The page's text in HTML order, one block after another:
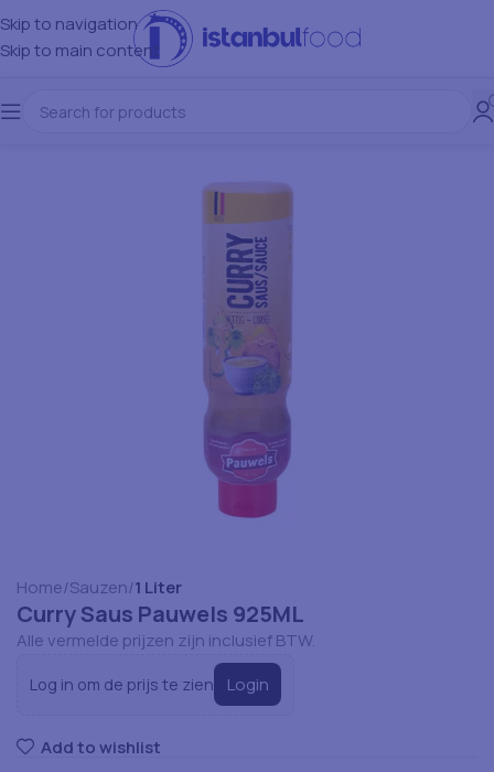
Skip to navigation
Skip to main content
Home Sauzen 1 Liter
Curry Saus Pauwels 925ML
Alle vermelde prijzen zijn inclusief BTW.
Log in om de prijs te zien Login
Add to wishlist